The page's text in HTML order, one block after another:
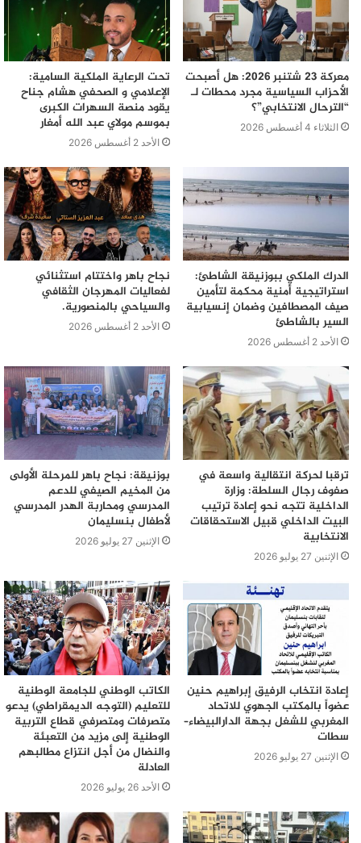
معركة 23 شتنبر 2026: هل أصبحت
الأحزاب السياسية مجرد محطات لـ
“الترحال الانتخابي”؟
الثلاثاء 4 أغسطس 2026
تحت الرعاية الملكية السامية:
الإعلامي و الصحفي هشام جناح
يقود منصة السهرات الكبرى
بموسم مولاي عبد الله أمغار
الأحد 2 أغسطس 2026
الدرك الملكي ببوزنيقة الشاطئ:
استراتيجية أمنية محكمة لتأمين
صيف المصطافين وضمان إنسيابية
السير بالشاطئ
الأحد 2 أغسطس 2026
نجاح باهر واختتام استثنائي
لفعاليات المهرجان الثقافي
والسياحي بالمنصورية.
الأحد 2 أغسطس 2026
ترقبا لحركة انتقالية واسعة في
صفوف رجال السلطة: وزارة
الداخلية تتجه نحو إعادة ترتيب
البيت الداخلي قبيل الاستحقاقات
الانتخابية
الإثنين 27 يوليو 2026
بوزنيقة: نجاح باهر للمرحلة الأولى
من المخيم الصيفي للدعم
المدرسي ومحاربة الهدر المدرسي
لأطفال بنسليمان
الإثنين 27 يوليو 2026
إعادة انتخاب الرفيق إبراهيم حنين
عضواً بالمكتب الجهوي للاتحاد
المغربي للشغل بجهة الدارالبيضاء–
سطات
الإثنين 27 يوليو 2026
الكاتب الوطني للجامعة الوطنية
للتعليم (التوجه الديمقراطي) يدعو
متصرفات ومتصرفي قطاع التربية
الوطنية إلى مزيد من التعبئة
والنضال من أجل انتزاع مطالبهم
العادلة
الأحد 26 يوليو 2026